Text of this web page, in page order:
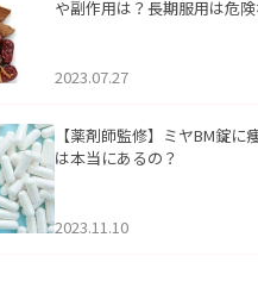
や副作用は？長期服用は危険
2023.07.27
【薬剤師監修】ミヤBM錠に
は本当にあるの？
2023.11.10